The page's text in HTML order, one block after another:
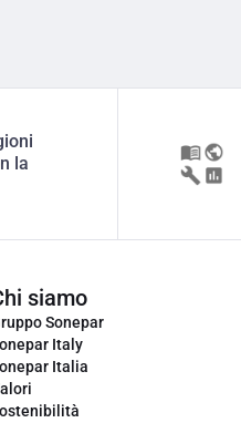
la
siamo
Sonepar
Italy
Italia